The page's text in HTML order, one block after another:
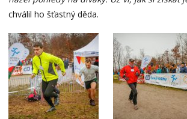
chválil ho šťastný děda.